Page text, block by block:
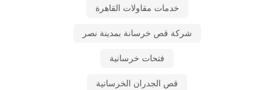
خدمات مقاولات القاهرة
شركة قص خرسانة بمدينة نصر
فتحات خرسانية
قص الجدران الخرسانية